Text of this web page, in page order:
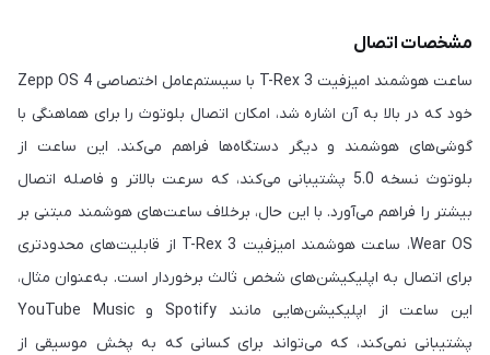
مشخصات اتصال
ساعت هوشمند امیزفیت T-Rex 3 با سیستم‌عامل اختصاصی Zepp OS 4
خود که در بالا به آن اشاره شد، امکان اتصال بلوتوث را برای هماهنگی با
گوشی‌های هوشمند و دیگر دستگاه‌ها فراهم می‌کند. این ساعت از
بلوتوث نسخه 5.0 پشتیبانی می‌کند، که سرعت بالاتر و فاصله اتصال
بیشتر را فراهم می‌آورد. با این حال، برخلاف ساعت‌های هوشمند مبتنی بر
Wear OS، ساعت هوشمند امیزفیت T-Rex 3 از قابلیت‌های محدودتری
برای اتصال به اپلیکیشن‌های شخص ثالث برخوردار است. به‌عنوان مثال،
این ساعت از اپلیکیشن‌هایی مانند Spotify و YouTube Music
پشتیبانی نمی‌کند، که می‌تواند برای کسانی که به پخش موسیقی از